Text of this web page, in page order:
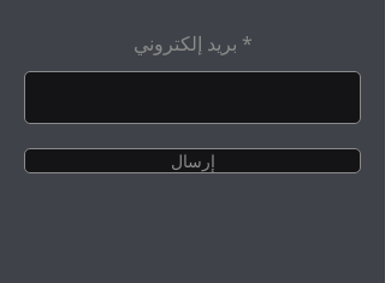
بريد إلكتروني
إرسال